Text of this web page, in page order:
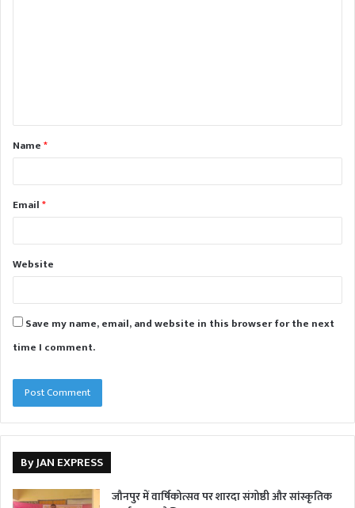
t
*Name*
Email*
Website
Save my name, email, and website in this browser for the next
time I comment.
By JAN EXPRESS
जौनपुर में वार्षिकोत्सव पर शारदा संगोष्ठी और सांस्कृतिक